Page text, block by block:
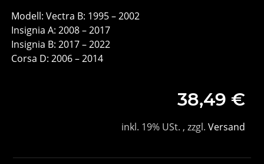
Modell: Vectra B: 1995 – 2002
Insignia A: 2008 – 2017
Insignia B: 2017 – 2022
Corsa D: 2006 – 2014
38,49 €
inkl. 19% USt. , zzgl. Versand